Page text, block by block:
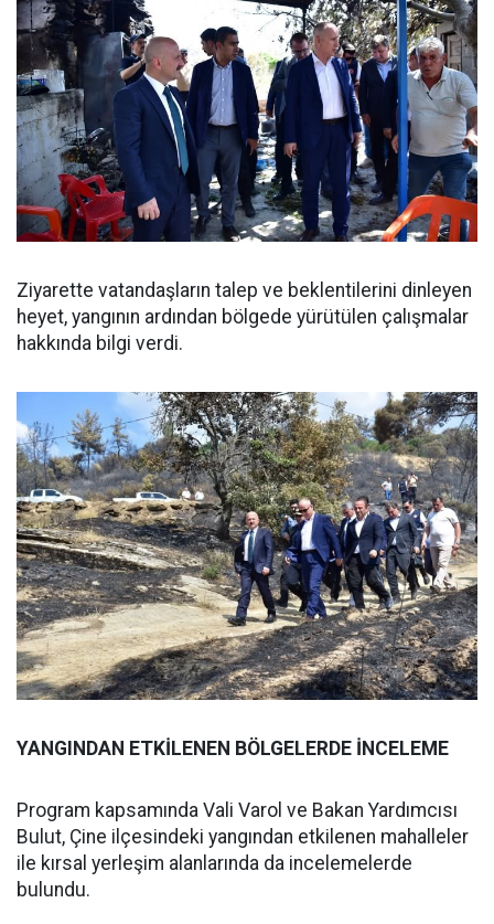
Ziyarette vatandaşların talep ve beklentilerini dinleyen
heyet, yangının ardından bölgede yürütülen çalışmalar
hakkında bilgi verdi.
YANGINDAN ETKİLENEN BÖLGELERDE İNCELEME
Program kapsamında Vali Varol ve Bakan Yardımcısı
Bulut, Çine ilçesindeki yangından etkilenen mahalleler
ile kırsal yerleşim alanlarında da incelemelerde
bulundu.